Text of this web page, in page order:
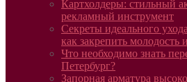
Картхолдеры: стильный
рекламный инструмент
Секреты идеального
как закрепить молодость
Что необходимо знать
Петербург?
Запорная арматура